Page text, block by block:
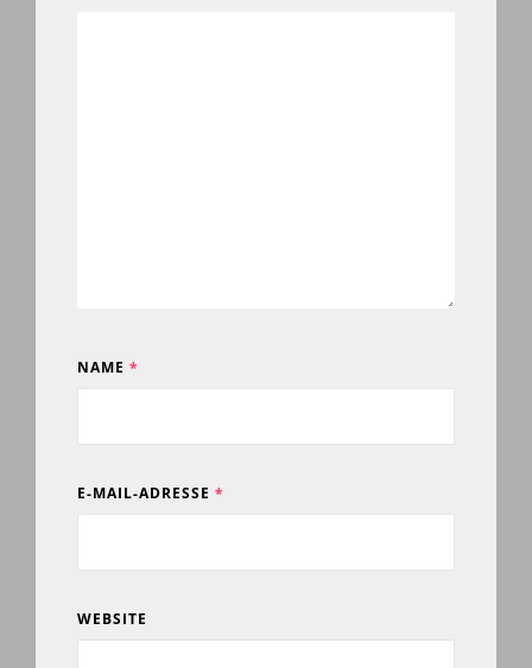
NAME *
E-MAIL-ADRESSE *
WEBSITE